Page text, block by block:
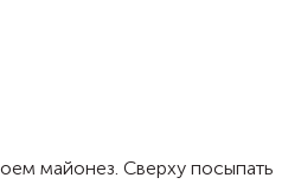
майонез. Сверху посыпать